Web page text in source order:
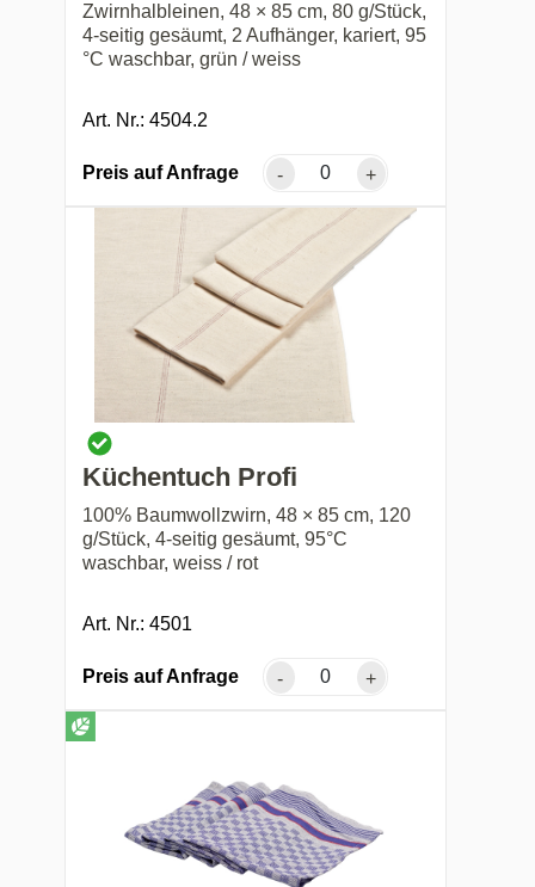
Zwirnhalbleinen, 48 × 85 cm, 80 g/Stück,
4-seitig gesäumt, 2 Aufhänger, kariert, 95
°C waschbar, grün / weiss
Art. Nr.: 4504.2
Preis auf Anfrage - +
Küchentuch Profi
100% Baumwollzwirn, 48 × 85 cm, 120
g/Stück, 4-seitig gesäumt, 95°C
waschbar, weiss / rot
Art. Nr.: 4501
Preis auf Anfrage - +